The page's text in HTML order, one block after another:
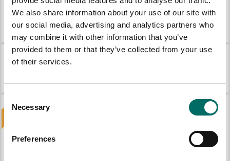
We also share information about your use of our site with
our social media, advertising and analytics partners who
may combine it with other information that you’ve
provided to them or that they’ve collected from your use
of their services.
Selection
Necessary
Preferences
Verktygstavla för arbetsbänk
K 6434
Slangskåp. 676mm. grå
K 11353
Nyhet!
Verkstadsinredning 3 rulljalusi rostfri skiva